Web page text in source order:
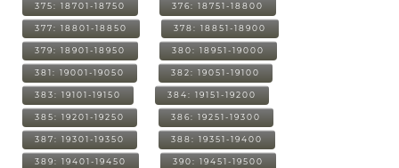
375: 18701-18750 376: 18751-18800
377: 18801-18850 378: 18851-18900
379: 18901-18950 380: 18951-19000
381: 19001-19050 382: 19051-19100
383: 19101-19150 384: 19151-19200
385: 19201-19250 386: 19251-19300
387: 19301-19350 388: 19351-19400
389: 19401-19450 390: 19451-19500